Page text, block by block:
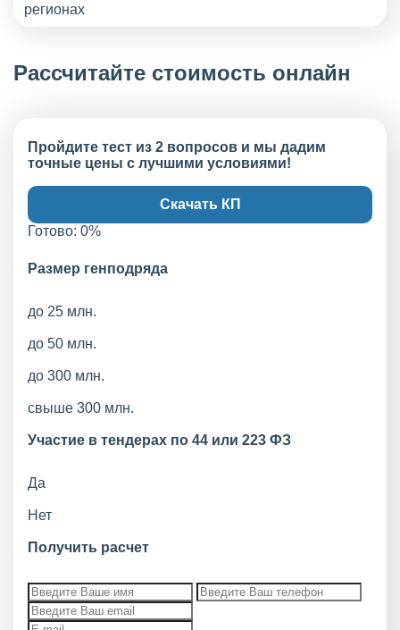
Рассчитайте стоимость онлайн
Пройдите тест из 2 вопросов и мы дадим
точные цены с лучшими условиями!
Скачать КП
Готово: 0%
Размер генподряда
до 25 млн.
до 50 млн.
до 300 млн.
свыше 300 млн.
Участие в тендерах по 44 или 223 ФЗ
Да
Нет
Получить расчет